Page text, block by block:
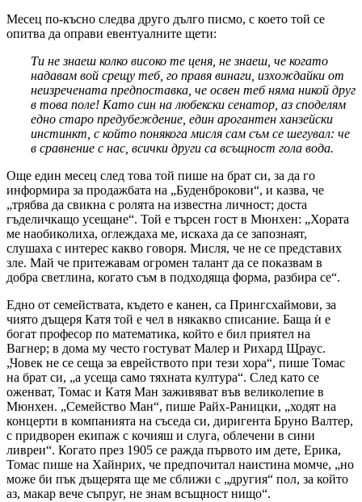
Месец по-късно следва друго дълго писмо, с което той се
опитва да оправи евентуалните щети:
Ти не знаеш колко високо те ценя, не знаеш, че когато
надавам вой срещу теб, го правя винаги, изхождайки от
неизречената предпоставка, че освен теб няма никой друг
в това поле! Като син на любекски сенатор, аз споделям
едно старо предубеждение, един арогантен ханзейски
инстинкт, с който понякога мисля сам съм се шегувал: че
в сравнение с нас, всички други са всъщност гола вода.
Още един месец след това той пише на брат си, за да го
информира за продажбата на „Буденброкови“, и казва, че
„трябва да свикна с ролята на известна личност; доста
гъделичкащо усещане“. Той е търсен гост в Мюнхен: „Хората
ме наобиколиха, оглеждаха ме, искаха да се запознаят,
слушаха с интерес какво говоря. Мисля, че не се представих
зле. Май че притежавам огромен талант да се показвам в
добра светлина, когато съм в подходяща форма, разбира се“.
Едно от семействата, където е канен, са Прингсхаймови, за
чиято дъщеря Катя той е чел в някакво списание. Баща ѝ е
богат професор по математика, който е бил приятел на
Вагнер; в дома му често гостуват Малер и Рихард Щраус.
„Човек не се сеща за еврейството при тези хора“, пише Томас
на брат си, „а усеща само тяхната култура“. След като се
оженват, Томас и Катя Ман заживяват във великолепие в
Мюнхен. „Семейство Ман“, пише Райх-Раницки, „ходят на
концерти в компанията на съседа си, диригента Бруно Валтер,
с придворен екипаж с кочияш и слуга, облечени в сини
ливреи“. Когато през 1905 се ражда първото им дете, Ерика,
Томас пише на Хайнрих, че предпочитал наистина момче, „но
може би пък дъщерята ще ме сближи с „другия“ пол, за който
аз, макар вече съпруг, не знам всъщност нищо“.